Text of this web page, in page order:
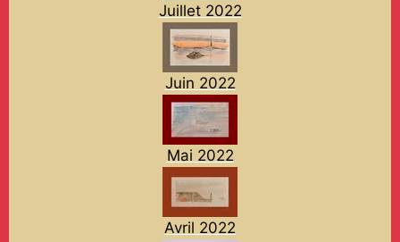
Juillet 2022
Juin 2022
Mai 2022
Avril 2022